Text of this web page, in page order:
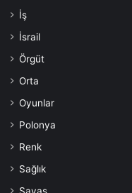
İş
İsrail
Örgüt
Orta
Oyunlar
Polonya
Renk
Sağlık